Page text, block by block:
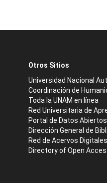
Otros Sitios
Universidad Nacional
Coordinación de
Toda la UNAM en línea
Red Universitaria de
Portal de Datos Abiertos
Dirección General de
Red de Acervos Digitales
Directory of Open